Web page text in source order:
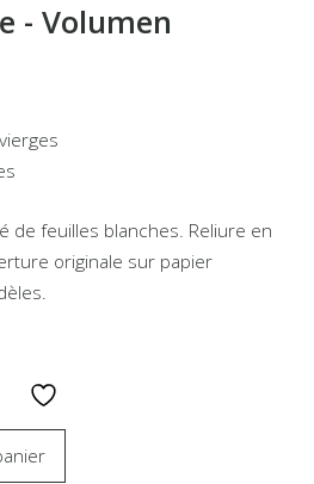
- Volumen
de feuilles blanches. Reliure en
originale sur papier